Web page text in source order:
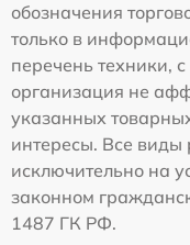
обозначения
только в
перечень техники,
организация не
указанных
интересы. Все виды
исключительно на
законном
1487 ГК РФ.